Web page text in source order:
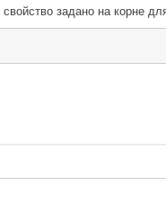
свойство задано на корне